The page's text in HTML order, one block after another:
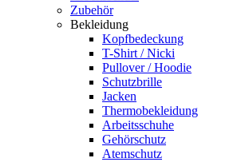
Zubehör
Bekleidung
Kopfbedeckung
T-Shirt / Nicki
Pullover / Hoodie
Schutzbrille
Jacken
Thermobekleidung
Arbeitsschuhe
Gehörschutz
Atemschutz